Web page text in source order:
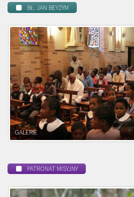
BŁ. JAN BEYZYM
POWOŁANIE MISYJNE
PATRONAT MISYJNY